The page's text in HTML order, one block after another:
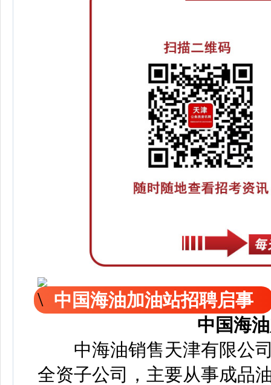
中国海油加油站招聘启事
中国海
中海油销售天津有限公司
全资子公司，主要从事成品